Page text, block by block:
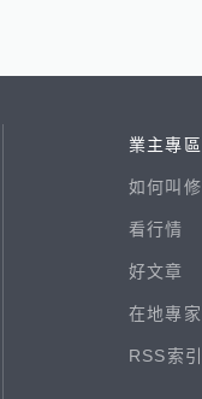
業主專區
如何叫修
看行情
好文章
在地專家
RSS索引